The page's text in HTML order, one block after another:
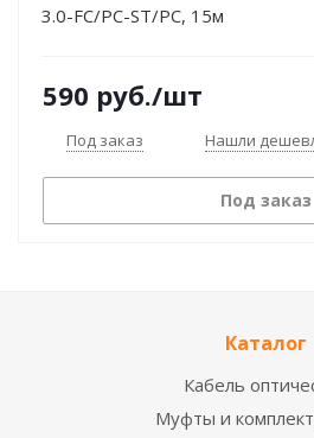
3.0-FC/PC-ST/PC, 15м
590 руб./шт
Под заказ Нашли
Под заказ
Каталог
Кабель
Муфты и